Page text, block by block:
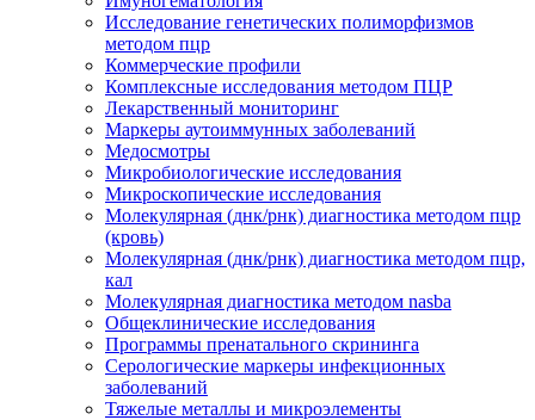
Исследование генетических полиморфизмов
методом пцр
Коммерческие профили
Комплексные исследования методом ПЦР
Лекарственный мониторинг
Маркеры аутоиммунных заболеваний
Медосмотры
Микробиологические исследования
Микроскопические исследования
Молекулярная (днк/рнк) диагностика методом пцр
(кровь)
Молекулярная (днк/рнк) диагностика методом пцр,
кал
Молекулярная диагностика методом nasba
Общеклинические исследования
Программы пренатального скрининга
Серологические маркеры инфекционных
заболеваний
Тяжелые металлы и микроэлементы